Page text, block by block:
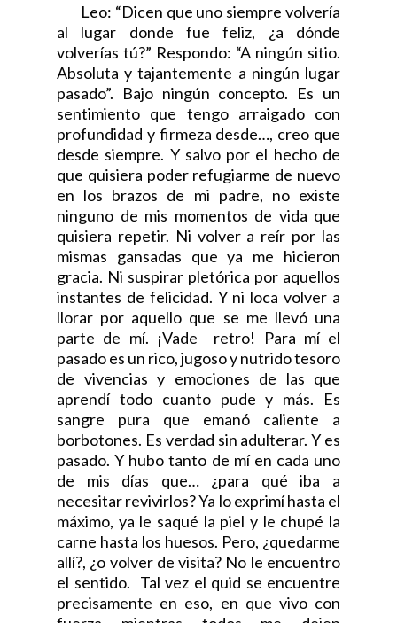
Leo: “Dicen que uno siempre volvería
al lugar donde fue feliz, ¿a dónde
volverías tú?” Respondo: “A ningún sitio.
Absoluta y tajantemente a ningún lugar
pasado”. Bajo ningún concepto. Es un
sentimiento que tengo arraigado con
profundidad y firmeza desde…, creo que
desde siempre. Y salvo por el hecho de
que quisiera poder refugiarme de nuevo
en los brazos de mi padre, no existe
ninguno de mis momentos de vida que
quisiera repetir. Ni volver a reír por las
mismas gansadas que ya me hicieron
gracia. Ni suspirar pletórica por aquellos
instantes de felicidad. Y ni loca volver a
llorar por aquello que se me llevó una
parte de mí. ¡Vade retro! Para mí el
pasado es un rico, jugoso y nutrido tesoro
de vivencias y emociones de las que
aprendí todo cuanto pude y más. Es
sangre pura que emanó caliente a
borbotones. Es verdad sin adulterar. Y es
pasado. Y hubo tanto de mí en cada uno
de mis días que… ¿para qué iba a
necesitar revivirlos? Ya lo exprimí hasta el
máximo, ya le saqué la piel y le chupé la
carne hasta los huesos. Pero, ¿quedarme
allí?, ¿o volver de visita? No le encuentro
el sentido. Tal vez el quid se encuentre
precisamente en eso, en que vivo con